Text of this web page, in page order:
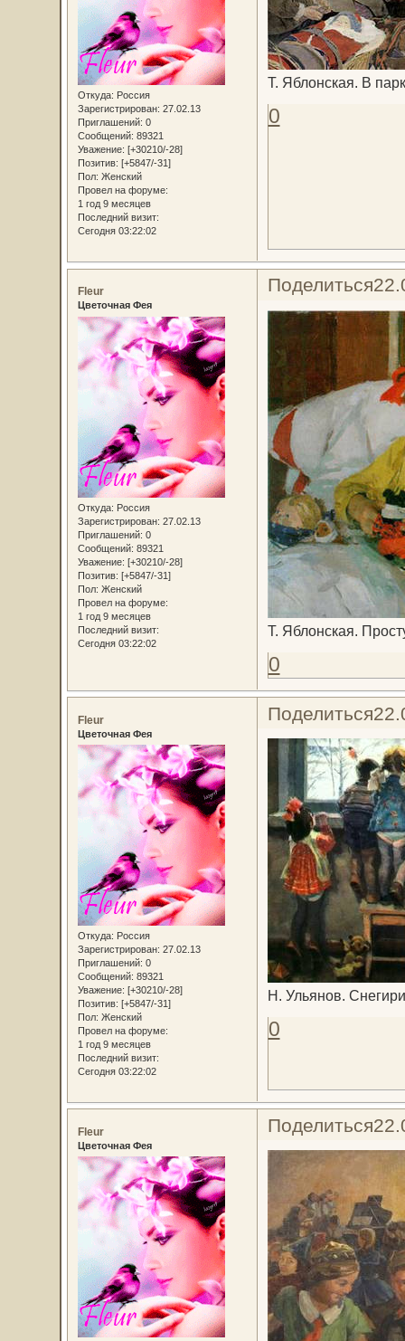
Откуда: Россия
Зарегистрирован: 27.02.13
Приглашений: 0
Сообщений: 89321
Уважение: [+30210/-28]
Позитив: [+5847/-31]
Пол: Женский
Провел на форуме:
1 год 9 месяцев
Последний визит:
Сегодня 03:22:02
Т. Яблонская. В
0
Поделиться
Fleur
Цветочная Фея
Откуда: Россия
Зарегистрирован: 27.02.13
Приглашений: 0
Сообщений: 89321
Уважение: [+30210/-28]
Позитив: [+5847/-31]
Пол: Женский
Провел на форуме:
1 год 9 месяцев
Последний визит:
Сегодня 03:22:02
Т. Яблонская.
0
Поделиться
Fleur
Цветочная Фея
Откуда: Россия
Зарегистрирован: 27.02.13
Приглашений: 0
Сообщений: 89321
Уважение: [+30210/-28]
Позитив: [+5847/-31]
Пол: Женский
Провел на форуме:
1 год 9 месяцев
Последний визит:
Сегодня 03:22:02
Н. Ульянов. Снегири
0
Поделиться
Fleur
Цветочная Фея